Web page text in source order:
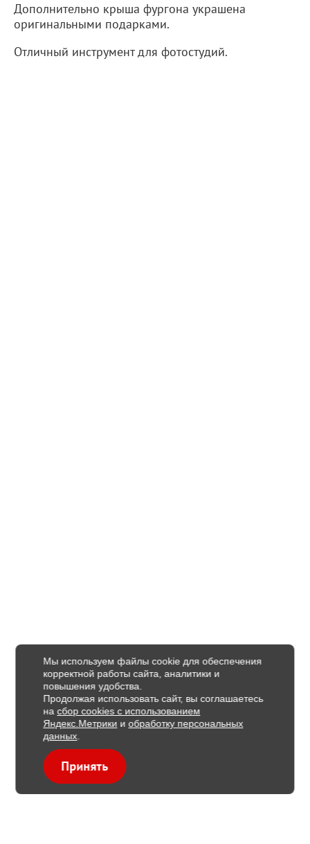
Дополнительно крыша фургона украшена
оригинальными подарками.
Отличный инструмент для фотостудий.
Мы используем файлы cookie для обеспечения
корректной работы сайта, аналитики и
повышения удобства.
Продолжая использовать сайт, вы соглашаетесь
насбор cookies с использованием
Яндекс.Метрики иобработку персональных
данных.
Принять